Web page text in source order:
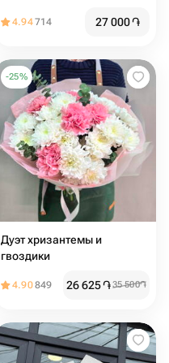
4.94714 27 000֏
-25%
Дуэт хризантемы и
гвоздики
4.90849 26 625֏35 500֏